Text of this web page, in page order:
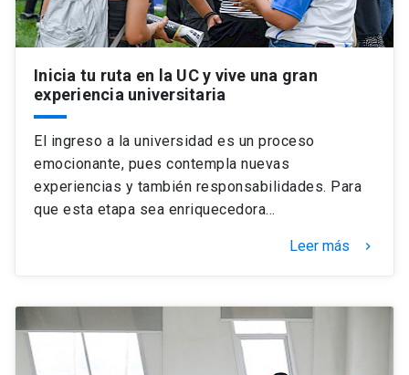
Inicia tu ruta en la UC y vive una gran
experiencia universitaria
El ingreso a la universidad es un proceso
emocionante, pues contempla nuevas
experiencias y también responsabilidades. Para
que esta etapa sea enriquecedora…
Leer más keyboard_arrow_right